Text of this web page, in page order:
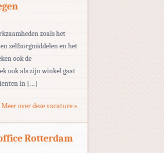
zoals het
zelfzorgmiddelen en het
ook de
ook als zijn winkel gaat
in […]
Meer over deze vacature »
Rotterdam